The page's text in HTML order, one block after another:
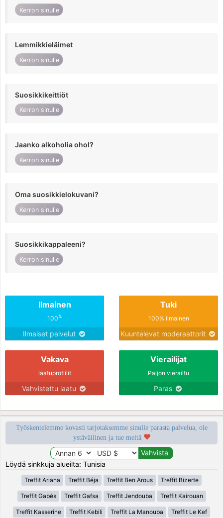
Kerron sinulle
Lemmikkieläimet
Kerron sinulle
Suosikkikeittiöt
Kerron sinulle
Jaanko alkoholia ohol?
Kerron sinulle
Oma suosikkielokuvani?
Kerron sinulle
Suosikkikappaleeni?
Kerron sinulle
Ilmainen
100%
Ilmaiset palvelut
Tuki
100% ilmainen
Kuuntelevat moderaattorit
Vakava
laatuprofiilit
Vahvistettu laatu
Vierailijat
Paljon vierailtu
Paras
Työskentelemme kovasti tarjotaksemme sinulle parasta palvelua, ole
ystävällinen ja tue meitä
Löydä sinkkuja alueilta: Tunisia
Treffit Ariana Treffit Béja Treffit Ben Arous Treffit Bizerte
Treffit Gabès Treffit Gafsa Treffit Jendouba Treffit Kairouan
Treffit Kasserine Treffit Kebili Treffit La Manouba Treffit Le Kef